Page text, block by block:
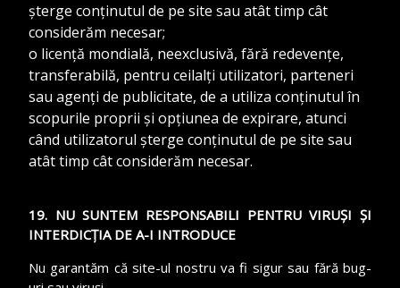
șterge conținutul de pe site sau atât timp cât
considerăm necesar;
o licență mondială, neexclusivă, fără redevențe,
transferabilă, pentru ceilalți utilizatori, parteneri
sau agenți de publicitate, de a utiliza conținutul în
scopurile proprii și opțiunea de expirare, atunci
când utilizatorul șterge conținutul de pe site sau
atât timp cât considerăm necesar.
19. NU SUNTEM RESPONSABILI PENTRU VIRUȘI ȘI
INTERDICȚIA DE A-I INTRODUCE
Nu garantăm că site-ul nostru va fi sigur sau fără bug-